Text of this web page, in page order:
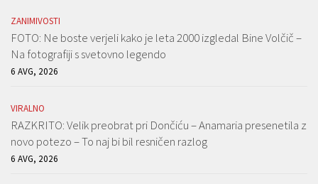
ZANIMIVOSTI
FOTO: Ne boste verjeli kako je leta 2000 izgledal Bine Volčič –
Na fotografiji s svetovno legendo
6 AVG, 2026
VIRALNO
RAZKRITO: Velik preobrat pri Dončiću – Anamaria presenetila z
novo potezo – To naj bi bil resničen razlog
6 AVG, 2026